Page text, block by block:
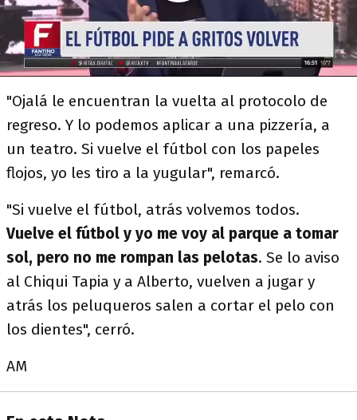
"Ojalá le encuentran la vuelta al protocolo de
regreso. Y lo podemos aplicar a una pizzería, a
un teatro. Si vuelve el fútbol con los papeles
flojos, yo les tiro a la yugular", remarcó.
"Si vuelve el fútbol, atrás volvemos todos.
Vuelve el fútbol y yo me voy al parque a tomar
sol, pero no me rompan las pelotas. Se lo aviso
al Chiqui Tapia y a Alberto, vuelven a jugar y
atrás los peluqueros salen a cortar el pelo con
los dientes", cerró.
AM